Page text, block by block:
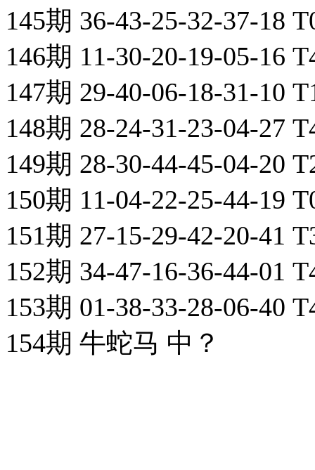
145期 36-43-25-32-37-18
146期 11-30-20-19-05-16
147期 29-40-06-18-31-10
148期 28-24-31-23-04-27
149期 28-30-44-45-04-20
150期 11-04-22-25-44-19
151期 27-15-29-42-20-41
152期 34-47-16-36-44-01
153期 01-38-33-28-06-40
154期 牛蛇马 中？